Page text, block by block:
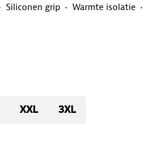
Siliconen grip
Warmte isolatie
XXL 3XL